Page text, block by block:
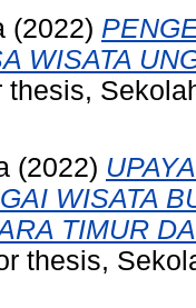
(2022)
WISATA
thesis,
(2022)
WISATA
TIMUR
thesis,